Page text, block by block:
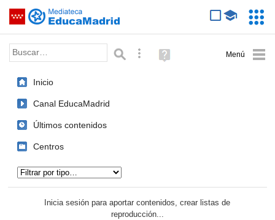
Saltar navegación
Palabra o frase: Búsqueda avanzada
Ayuda
(en
Inicio
Canal EducaMadrid
Últimos contenidos
Centros
Inicia sesión para aportar contenidos, crear listas de
reproducción...